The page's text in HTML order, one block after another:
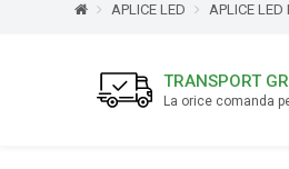
APLICE LED APLICE LED
TRANSPORT
La orice comanda